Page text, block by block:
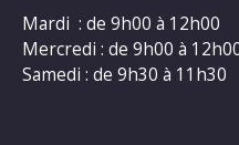
Mardi : de 9h00 à 12h00
Mercredi : de 9h00 à
Samedi : de 9h30 à 11h30